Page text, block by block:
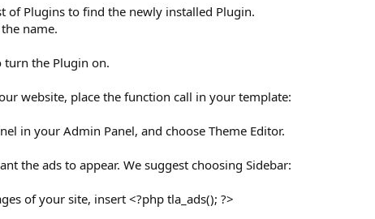
of Plugins to find the newly installed Plugin.
name.
turn the Plugin on.
website, place the function call in your template:
in your Admin Panel, and choose Theme Editor.
the ads to appear. We suggest choosing Sidebar:
of your site, insert <?php tla_ads(); ?>